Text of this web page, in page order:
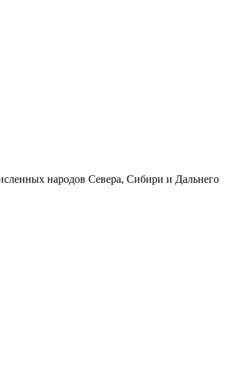
народов Севера, Сибири и Дальнего